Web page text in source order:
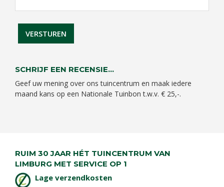
SCHRIJF EEN RECENSIE...
Geef uw mening over ons tuincentrum en maak iedere
maand kans op een Nationale Tuinbon t.w.v. € 25,-.
RUIM 30 JAAR HÉT TUINCENTRUM VAN
LIMBURG MET SERVICE OP 1
Lage verzendkosten